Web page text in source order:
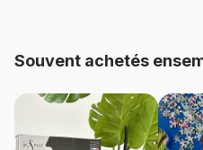
Référence
EAN
Souvent achetés